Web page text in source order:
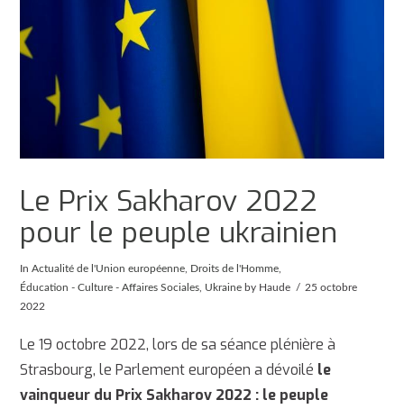
Le Prix Sakharov 2022
pour le peuple ukrainien
InActualité de l'Union européenne Droits de l'Homme
Éducation - Culture - Affaires Sociales Ukraine by Haude
25 octobre
2022
Le 19 octobre 2022, lors de sa séance plénière à
Strasbourg, le Parlement européen a dévoilé le
vainqueur du Prix Sakharov 2022 : le peuple